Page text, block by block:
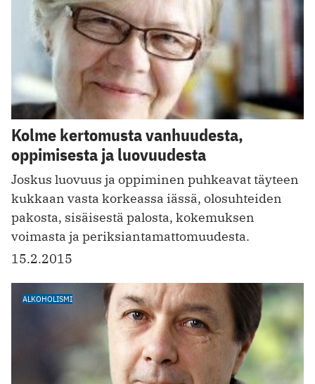
Kolme kertomusta vanhuudesta,
oppimisesta ja luovuudesta
Joskus luovuus ja oppiminen puhkeavat täyteen
kukkaan vasta korkeassa iässä, olosuhteiden
pakosta, sisäisestä palosta, kokemuksen
voimasta ja periksiantamattomuudesta.
15.2.2015
ALKOHOLISMI